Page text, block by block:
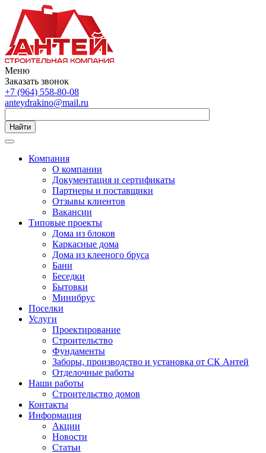
Меню
Заказать звонок
+7 (964) 558-80-08
anteydrakino@mail.ru
Найти
Компания
О компании
Документация и сертификаты
Партнеры и поставщики
Отзывы клиентов
Вакансии
Типовые проекты
Дома из блоков
Каркасные дома
Дома из клееного бруса
Бани
Беседки
Бытовки
Минибрус
Поселки
Услуги
Проектирование
Строительство
Фундаменты
Заборы, производство и установка от СК Антей
Отделочные работы
Наши работы
Строительство домов
Контакты
Информация
Акции
Новости
Статьи